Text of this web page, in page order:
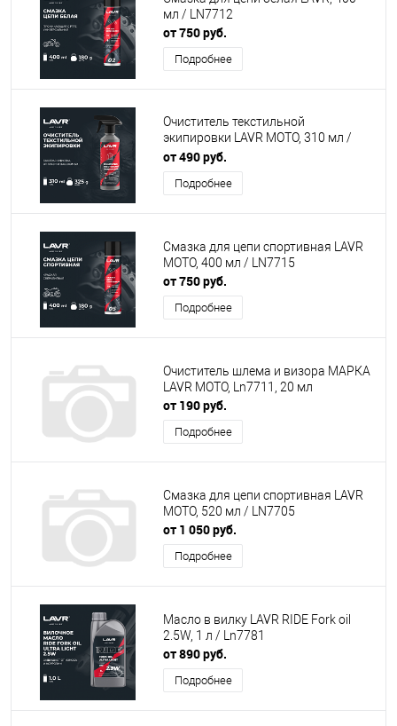
мл / LN7712
от 750 руб.
Подробнее
Очиститель текстильной
экипировки LAVR MOTO, 310 мл /
Ln7720
от 490 руб.
Подробнее
Смазка для цепи спортивная LAVR
MOTO, 400 мл / LN7715
от 750 руб.
Подробнее
Очиститель шлема и визора МАРКА
LAVR MOTO, Ln7711, 20 мл
от 190 руб.
Подробнее
Смазка для цепи спортивная LAVR
MOTO, 520 мл / LN7705
от 1 050 руб.
Подробнее
Масло в вилку LAVR RIDE Fork oil
2.5W, 1 л / Ln7781
от 890 руб.
Подробнее